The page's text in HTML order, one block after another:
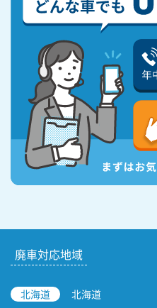
廃車対応地域
北海道 北海道